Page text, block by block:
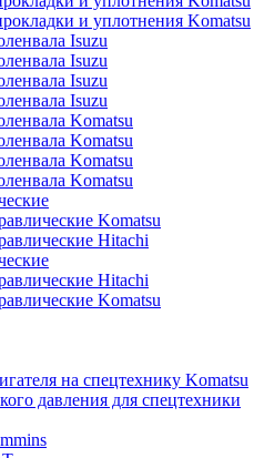
и уплотнения Komatsu
Isuzu
Isuzu
Isuzu
Isuzu
Komatsu
Komatsu
Komatsu
Komatsu
Komatsu
Hitachi
Hitachi
Komatsu
на спецтехнику Komatsu
давления для спецтехники